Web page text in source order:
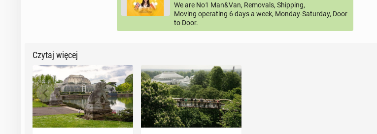
We are No1 Man&Van, Removals, Shipping,
Moving operating 6 days a week, Monday-Saturday, Door
to Door.
Czytaj więcej